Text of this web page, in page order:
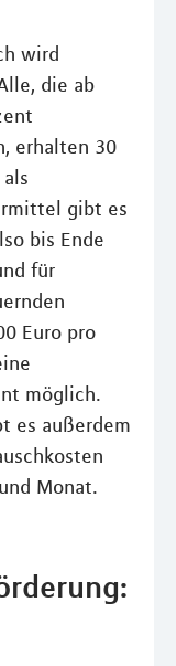
wird
die ab
erhalten 30
gibt es
bis Ende
für
Euro pro
möglich.
es außerdem
Monat.